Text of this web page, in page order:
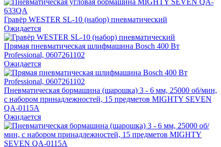
Гравёр WESTER SL-10 (набор) пневматический
Ожидается
Прямая пневматическая шлифмашина Bosch 400 Вт
Professional, 0607261102
Ожидается
Пневматическая бормашина (шарошка) 3 - 6 мм, 25000 об/мин,
с набором принадлежностей, 15 предметов MIGHTY SEVEN
QA-0115A
Ожидается